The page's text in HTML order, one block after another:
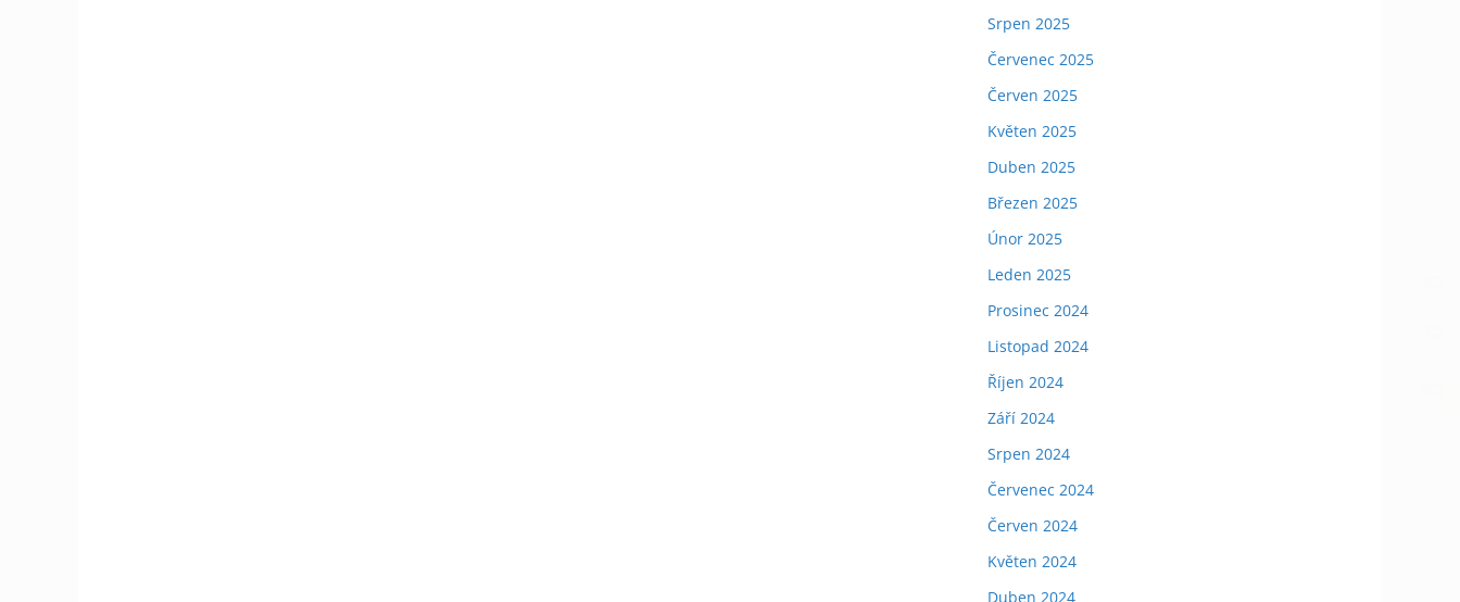
Srpen 2025
Červenec 2025
Červen 2025
Květen 2025
Duben 2025
Březen 2025
Únor 2025
Leden 2025
Prosinec 2024
Listopad 2024
Říjen 2024
Září 2024
Srpen 2024
Červenec 2024
Červen 2024
Květen 2024
Duben 2024